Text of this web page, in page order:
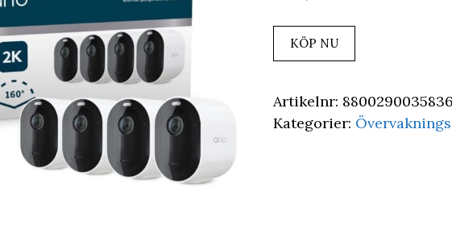
KÖP NU
Artikelnr:
Kategorier: